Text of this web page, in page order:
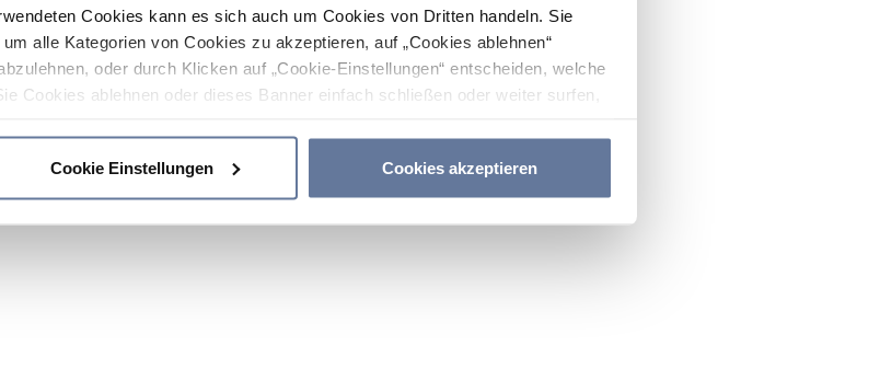
Cookies kann es sich auch um Cookies von Dritten handeln. Sie
alle Kategorien von Cookies zu akzeptieren, auf „Cookies ablehnen“
oder durch Klicken auf „Cookie-Einstellungen“ entscheiden, welche
Cookies ablehnen oder dieses Banner einfach schließen oder weiter surfen,
Cookie Einstellungen Cookies akzeptieren